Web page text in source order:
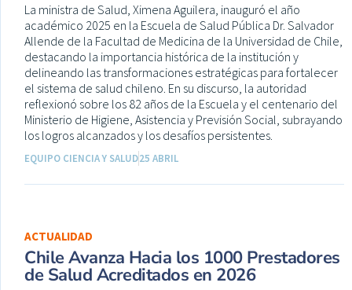
La ministra de Salud, Ximena Aguilera, inauguró el año
académico 2025 en la Escuela de Salud Pública Dr. Salvador
Allende de la Facultad de Medicina de la Universidad de Chile,
destacando la importancia histórica de la institución y
delineando las transformaciones estratégicas para fortalecer
el sistema de salud chileno. En su discurso, la autoridad
reflexionó sobre los 82 años de la Escuela y el centenario del
Ministerio de Higiene, Asistencia y Previsión Social, subrayando
los logros alcanzados y los desafíos persistentes.
EQUIPO CIENCIA Y SALUD25 ABRIL
ACTUALIDAD
Chile Avanza Hacia los 1000 Prestadores
de Salud Acreditados en 2026